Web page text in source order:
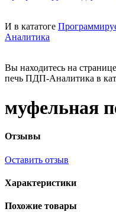
И в кататоге
Аналитика
Вы находитесь на
печь ПДП-Аналитика в
муфельная
Отзывы
Оставить отзыв
Характеристики
Похожие товары